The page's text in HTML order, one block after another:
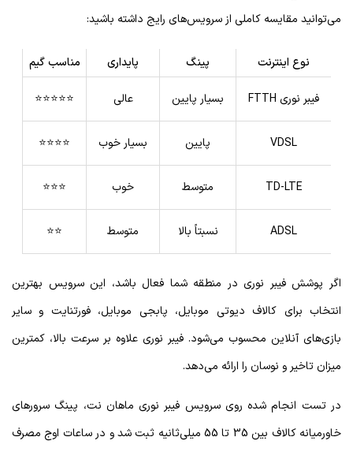
می‌توانید مقایسه کاملی از سرویس‌های رایج داشته باشید:
نوع اینترنت پینگ پایداری مناسب گیم
فیبر نوری FTTH بسیار پایین عالی ⭐⭐⭐⭐⭐
VDSL پایین بسیار خوب ⭐⭐⭐⭐
TD-LTE متوسط خوب ⭐⭐⭐
ADSL نسبتاً بالا متوسط ⭐⭐
اگر پوشش فیبر نوری در منطقه شما فعال باشد، این سرویس بهترین
انتخاب برای کالاف دیوتی موبایل، پابجی موبایل، فورتنایت و سایر
بازی‌های آنلاین محسوب می‌شود. فیبر نوری علاوه بر سرعت بالا، کمترین
میزان تاخیر و نوسان را ارائه می‌دهد.
در تست انجام شده روی سرویس فیبر نوری ماهان نت، پینگ سرورهای
خاورمیانه کالاف بین 35 تا 55 میلی‌ثانیه ثبت شد و در ساعات اوج مصرف